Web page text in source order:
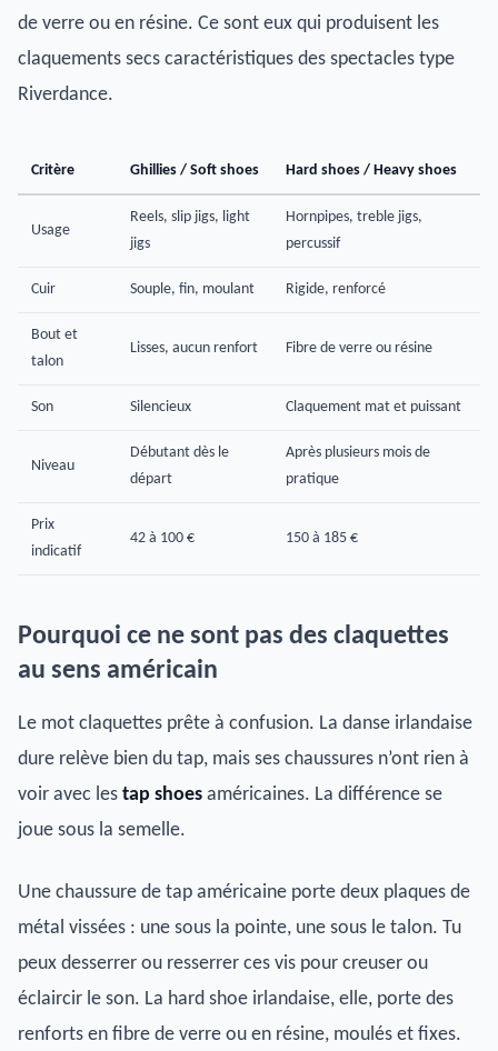
de verre ou en résine. Ce sont eux qui produisent les
claquements secs caractéristiques des spectacles type
Riverdance.
Critère Ghillies / Soft shoes Hard shoes / Heavy shoes
Usage
Reels, slip jigs, light
jigs
Hornpipes, treble jigs,
percussif
Cuir Souple, fin, moulant Rigide, renforcé
Bout et
talon
Lisses, aucun renfort Fibre de verre ou résine
Son Silencieux Claquement mat et puissant
Niveau
Débutant dès le
départ
Après plusieurs mois de
pratique
Prix
indicatif
42 à 100 € 150 à 185 €
Pourquoi ce ne sont pas des claquettes
au sens américain
Le mot claquettes prête à confusion. La danse irlandaise
dure relève bien du tap, mais ses chaussures n’ont rien à
voir avec les tap shoes américaines. La différence se
joue sous la semelle.
Une chaussure de tap américaine porte deux plaques de
métal vissées : une sous la pointe, une sous le talon. Tu
peux desserrer ou resserrer ces vis pour creuser ou
éclaircir le son. La hard shoe irlandaise, elle, porte des
renforts en fibre de verre ou en résine, moulés et fixes.